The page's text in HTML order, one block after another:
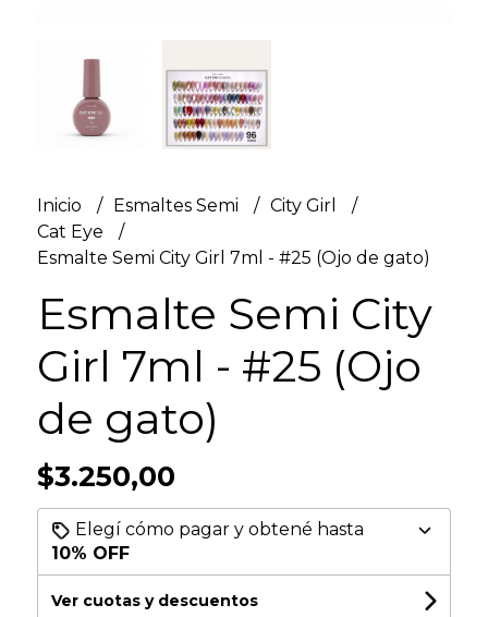
Inicio Esmaltes Semi
City Girl
Cat Eye
Esmalte Semi City Girl 7ml - #25 (Ojo de gato)
Esmalte Semi City
Girl 7ml - #25 (Ojo
de gato)
$3.250,00
Elegí cómo pagar y obtené hasta
10% OFF
Ver cuotas y descuentos